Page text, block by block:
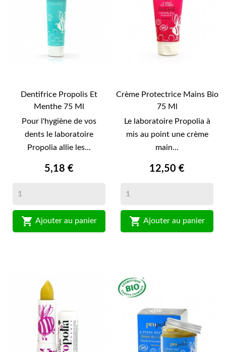
Dentifrice Propolis Et
Menthe 75 Ml
Pour l'hygiène de vos
dents le laboratoire
Propolia allie les...
5,18 €
 Ajouter au panier
Crème Protectrice Mains Bio
75 Ml
Le laboratoire Propolia à
mis au point une crème
main...
12,50 €
 Ajouter au panier